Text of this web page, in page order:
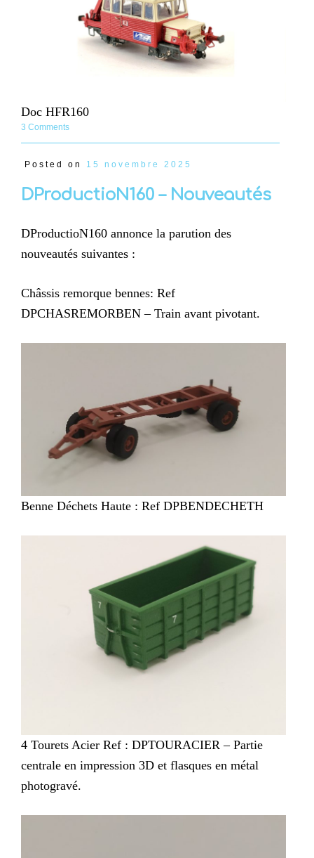
Doc HFR160
3 Comments
Posted on 15 novembre 2025
DProductioN160 – Nouveautés
DProductioN160 annonce la parution des
nouveautés suivantes :
Châssis remorque bennes: Ref
DPCHASREMORBEN – Train avant pivotant.
Benne Déchets Haute : Ref DPBENDECHETH
4 Tourets Acier Ref : DPTOURACIER – Partie
centrale en impression 3D et flasques en métal
photogravé.